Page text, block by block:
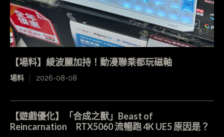
【場料】綾波麗加持！動漫聯乘都玩磁軸
場料 2026-08-08
【遊戲優化】「合成之獸」Beast of
Reincarnation RTX5060 流暢跑 4K UE5 原因是？